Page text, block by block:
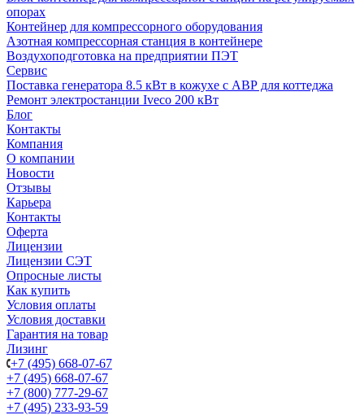
опорах
Контейнер для компрессорного оборудования
Азотная компрессорная станция в контейнере
Воздухоподготовка на предприятии ПЭТ
Сервис
Поставка генератора 8.5 кВт в кожухе с АВР для коттеджа
Ремонт электростанции Iveco 200 кВт
Блог
Контакты
Компания
О компании
Новости
Отзывы
Карьера
Контакты
Оферта
Лицензии
Лицензии СЭТ
Опросные листы
Как купить
Условия оплаты
Условия доставки
Гарантия на товар
Лизинг
+7 (495) 668-07-67
+7 (495) 668-07-67
+7 (800) 777-29-67
+7 (495) 233-93-59